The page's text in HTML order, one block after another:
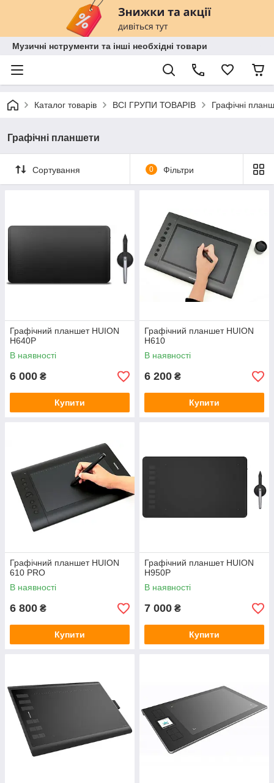
Музичні нструменти та інші необхідні товари
Каталог товарів ВСІ ГРУПИ ТОВАРІВ Графічні
Графічні планшети
Сортування 0 Фільтри
Графічний планшет HUION
H640P
В наявності
6 000 ₴
Купити
Графічний планшет HUION
H610
В наявності
6 200 ₴
Купити
Графічний планшет HUION
610 PRO
В наявності
6 800 ₴
Купити
Графічний планшет HUION
H950P
В наявності
7 000 ₴
Купити